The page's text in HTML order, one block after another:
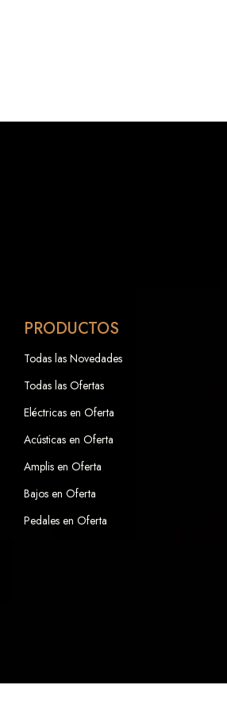
PRODUCTOS
Todas las Novedades
Todas las Ofertas
Eléctricas en Oferta
Acústicas en Oferta
Amplis en Oferta
Bajos en Oferta
Pedales en Oferta